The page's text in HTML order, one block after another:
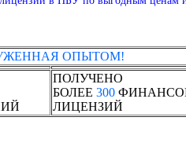
ОПЫТОМ!
ПОЛУЧЕНО
БОЛЕЕ 300
ЛИЦЕНЗИЙ